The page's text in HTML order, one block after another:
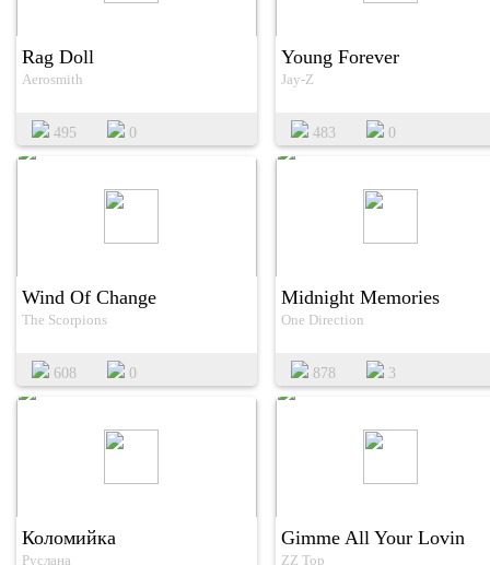
Rag Doll
Aerosmith
495 0
Young Forever
Jay-Z
483 0
Wind Of Change
The Scorpions
608 0
Midnight Memories
One Direction
878 3
Коломийка
Руслана
Gimme All Your Lovin
ZZ Top